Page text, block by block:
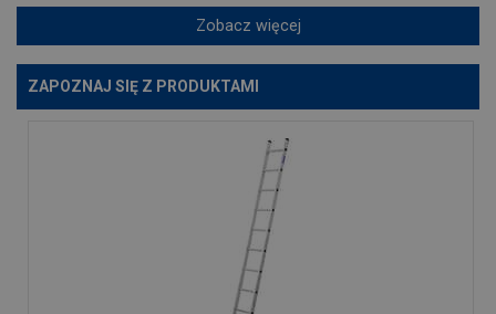
Zobacz więcej
ZAPOZNAJ SIĘ Z PRODUKTAMI